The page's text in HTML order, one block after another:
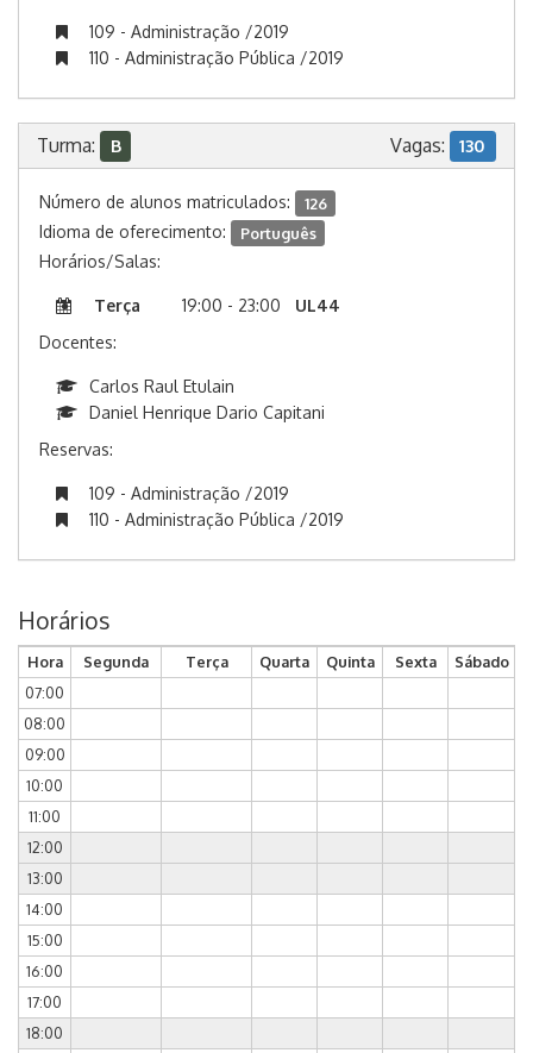
109 - Administração /2019
110 - Administração Pública /2019
Turma: B Vagas: 130
Número de alunos matriculados: 126
Idioma de oferecimento: Português
Horários/Salas:
Terça 19:00 - 23:00
UL44
Docentes:
Carlos Raul Etulain
Daniel Henrique Dario Capitani
Reservas:
109 - Administração /2019
110 - Administração Pública /2019
Horários
Hora Segunda Terça Quarta Quinta Sexta
Sábado
07:00
08:00
09:00
10:00
11:00
12:00
13:00
14:00
15:00
16:00
17:00
18:00